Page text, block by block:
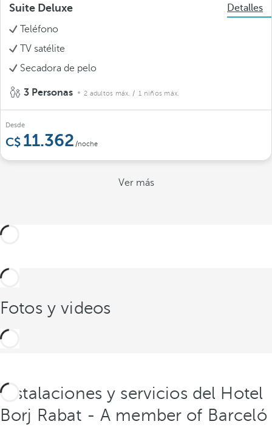
Suite Deluxe
Detalles
Teléfono
TV satélite
Secadora de pelo
3 Personas 2 adultos máx. / 1 niños máx.
Desde
11.362 /noche
Ver más
Fotos y videos
Instalaciones y servicios del Hotel
Borj Rabat - A member of Barceló